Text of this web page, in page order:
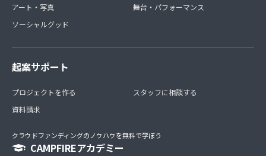
アート・写真
ソーシャルグッド
舞台・パフォーマンス
起案サポート
プロジェクトを作る
資料請求
スタッフに相談する
クラウドファンディングのノウハウを無料で学ぼう
CAMPFIREアカデミー